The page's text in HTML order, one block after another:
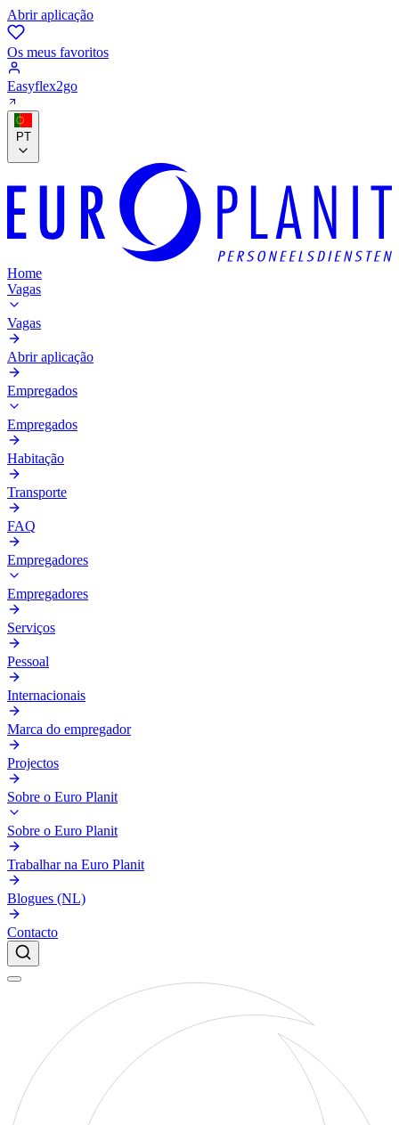
Abrir aplicação
Os meus favoritos
Easyflex2go
PT
Home
Vagas
Vagas
Abrir aplicação
Empregados
Empregados
Habitação
Transporte
FAQ
Empregadores
Empregadores
Serviços
Pessoal
Internacionais
Marca do empregador
Projectos
Sobre o Euro Planit
Sobre o Euro Planit
Trabalhar na Euro Planit
Blogues (NL)
Contacto